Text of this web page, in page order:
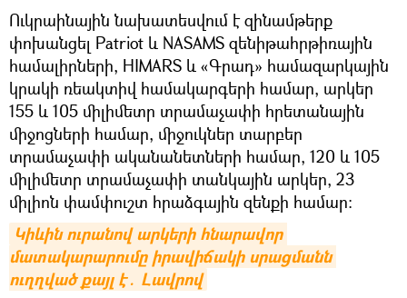
Ուկրաինային նախատեսվում է զինամթերք
փոխանցել Patriot և NASAMS զենիթահրթիռային
համալիրների, HIMARS և «Գրադ» համազարկային
կրակի ռեակտիվ համակարգերի համար, արկեր
155 և 105 միլիմետր տրամաչափի հրետանային
միջոցների համար, միջուկներ տարբեր
տրամաչափի ականանետների համար, 120 և 105
միլիմետր տրամաչափի տանկային արկեր, 23
միլիոն փամփուշտ հրաձգային զենքի համար:
Կիևին ուրանով արկերի հնարավոր
մատակարարումը իրավիճակի սրացմանն
ուղղված քայլ է․ Լավրով